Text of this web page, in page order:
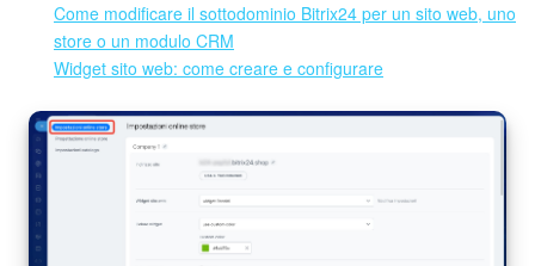
Come modificare il sottodominio Bitrix24 per un sito web, uno
store o un modulo CRM
Widget sito web: come creare e configurare